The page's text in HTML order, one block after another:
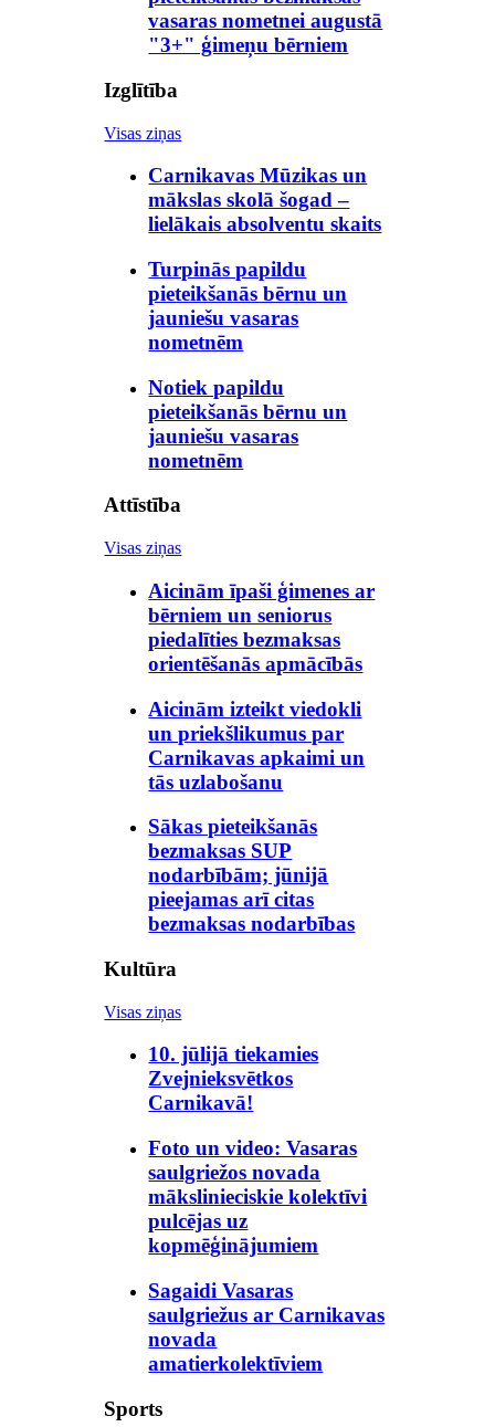
vasaras nometnei augustā
"3+" ģimeņu bērniem
Izglītība
Visas ziņas
Carnikavas Mūzikas un
mākslas skolā šogad –
lielākais absolventu skaits
Turpinās papildu
pieteikšanās bērnu un
jauniešu vasaras
nometnēm
Notiek papildu
pieteikšanās bērnu un
jauniešu vasaras
nometnēm
Attīstība
Visas ziņas
Aicinām īpaši ģimenes ar
bērniem un seniorus
piedalīties bezmaksas
orientēšanās apmācībās
Aicinām izteikt viedokli
un priekšlikumus par
Carnikavas apkaimi un
tās uzlabošanu
Sākas pieteikšanās
bezmaksas SUP
nodarbībām; jūnijā
pieejamas arī citas
bezmaksas nodarbības
Kultūra
Visas ziņas
10. jūlijā tiekamies
Zvejnieksvētkos
Carnikavā!
Foto un video: Vasaras
saulgriežos novada
mākslinieciskie kolektīvi
pulcējas uz
kopmēģinājumiem
Sagaidi Vasaras
saulgriežus ar Carnikavas
novada
amatierkolektīviem
Sports